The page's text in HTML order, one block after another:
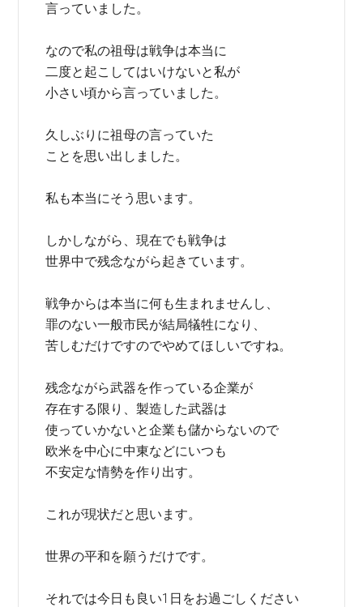
言っていました。
なので私の祖母は戦争は本当に
二度と起こしてはいけないと私が
小さい頃から言っていました。
久しぶりに祖母の言っていた
ことを思い出しました。
私も本当にそう思います。
しかしながら、現在でも戦争は
世界中で残念ながら起きています。
戦争からは本当に何も生まれませんし、
罪のない一般市民が結局犠牲になり、
苦しむだけですのでやめてほしいですね。
残念ながら武器を作っている企業が
存在する限り、製造した武器は
使っていかないと企業も儲からないので
欧米を中心に中東などにいつも
不安定な情勢を作り出す。
これが現状だと思います。
世界の平和を願うだけです。
それでは今日も良い1日をお過ごしください